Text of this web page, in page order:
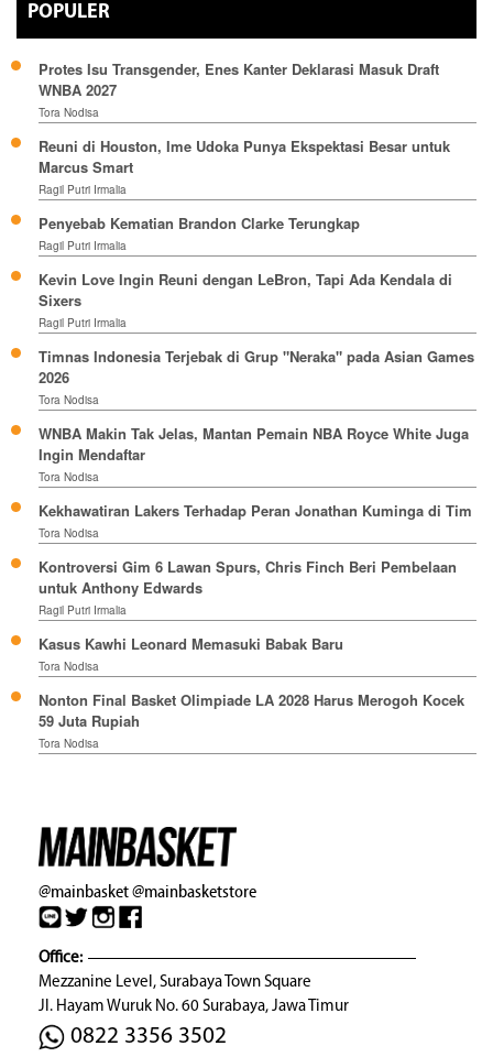
POPULER
Protes Isu Transgender, Enes Kanter Deklarasi Masuk Draft
WNBA 2027
Tora Nodisa
Reuni di Houston, Ime Udoka Punya Ekspektasi Besar untuk
Marcus Smart
Ragil Putri Irmalia
Penyebab Kematian Brandon Clarke Terungkap
Ragil Putri Irmalia
Kevin Love Ingin Reuni dengan LeBron, Tapi Ada Kendala di
Sixers
Ragil Putri Irmalia
Timnas Indonesia Terjebak di Grup "Neraka" pada Asian Games
2026
Tora Nodisa
WNBA Makin Tak Jelas, Mantan Pemain NBA Royce White Juga
Ingin Mendaftar
Tora Nodisa
Kekhawatiran Lakers Terhadap Peran Jonathan Kuminga di Tim
Tora Nodisa
Kontroversi Gim 6 Lawan Spurs, Chris Finch Beri Pembelaan
untuk Anthony Edwards
Ragil Putri Irmalia
Kasus Kawhi Leonard Memasuki Babak Baru
Tora Nodisa
Nonton Final Basket Olimpiade LA 2028 Harus Merogoh Kocek
59 Juta Rupiah
Tora Nodisa
@mainbasket@mainbasketstore
Office:
Mezzanine Level, Surabaya Town Square
Jl. Hayam Wuruk No. 60 Surabaya, Jawa Timur
0822 3356 3502